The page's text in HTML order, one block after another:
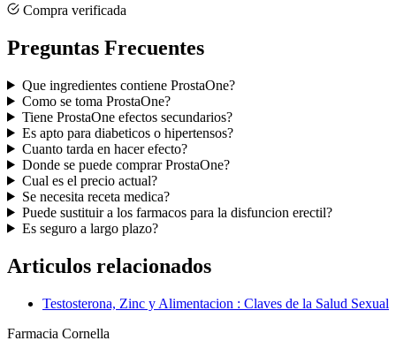
Compra verificada
Preguntas Frecuentes
Que ingredientes contiene ProstaOne?
Como se toma ProstaOne?
Tiene ProstaOne efectos secundarios?
Es apto para diabeticos o hipertensos?
Cuanto tarda en hacer efecto?
Donde se puede comprar ProstaOne?
Cual es el precio actual?
Se necesita receta medica?
Puede sustituir a los farmacos para la disfuncion erectil?
Es seguro a largo plazo?
Articulos relacionados
Testosterona, Zinc y Alimentacion : Claves de la Salud Sexual
Farmacia Cornella